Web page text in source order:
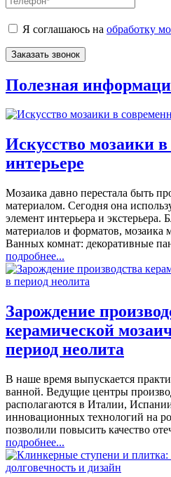
Я соглашаюсь на обработку
Полезная
Искусство мозаики
интерьере
Мозаика давно перестала быть
материалом. Сегодня она
элемент интерьера и экстерьера.
материалов и форматов, мозаика
Ванных комнат: декоративные
подробнее...
Зарождение
керамической
период неолита
В наше время выпускается
ванной. Ведущие центры
располагаются в Италии,
инновационных технологий на
позволили повысить качество
подробнее...